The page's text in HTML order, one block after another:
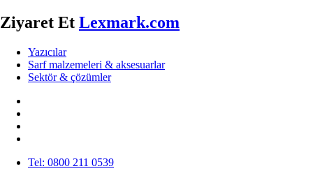
Ziyaret Et Lexmark.com
Yazıcılar
Sarf malzemeleri & aksesuarlar
Sektör & çözümler
Tel: 0800 211 0539